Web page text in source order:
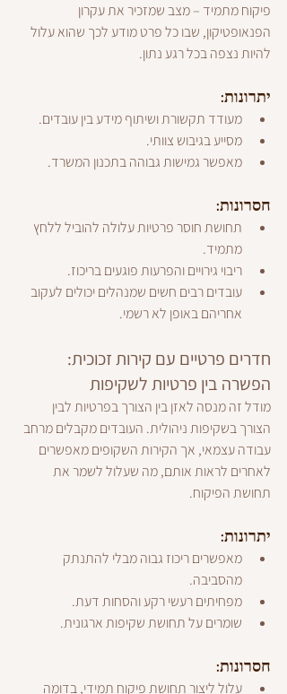
פיקוח מתמיד – מצב שמזכיר את עקרון
הפנאופטיקון, שבו כל פרט מודע לכך שהוא עלול
להיות נצפה בכל רגע נתון.
יתרונות:
מעודד תקשורת ושיתוף מידע בין עובדים.
מסייע בגיבוש צוותי.
מאפשר גמישות גבוהה בתכנון המשרד.
חסרונות:
תחושת חוסר פרטיות עלולה להוביל ללחץ
מתמיד.
ריבוי גירויים והפרעות פוגעים בריכוז.
עובדים רבים חשים שמנהלים יכולים לעקוב
אחריהם באופן לא רשמי.
חדרים פרטיים עם קירות זכוכית:
הפשרה בין פרטיות לשקיפות
מודל זה מנסה לאזן בין הצורך בפרטיות לבין
הצורך בשקיפות ניהולית. העובדים מקבלים מרחב
עבודה עצמאי, אך הקירות השקופים מאפשרים
לאחרים לראות אותם, מה שעלול לשמר את
תחושת הפיקוח.
יתרונות:
מאפשרים ריכוז גבוה מבלי להתנתק
מהסביבה.
מפחיתים רעשי רקע והסחות דעת.
שומרים על תחושת שקיפות ארגונית.
חסרונות:
עלול ליצור תחושת פיקוח תמידי, בדומה